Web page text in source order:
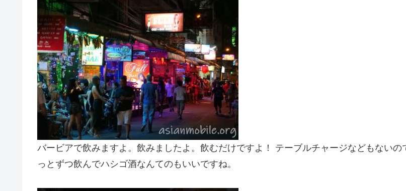
バービアで飲みますよ。飲みましたよ。飲むだけですよ！ テーブルチャージなどもないの
っとずつ飲んでハシゴ酒なんてのもいいですね。